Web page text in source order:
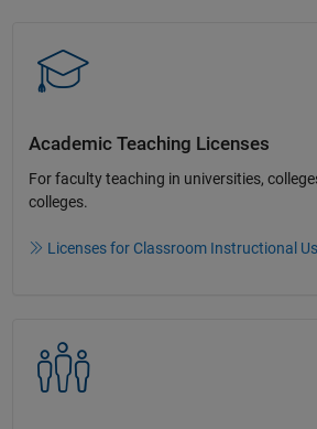
Academic Teaching License​s
For faculty teaching in universities,
colleges​.​
Licenses for Classroom Instructional